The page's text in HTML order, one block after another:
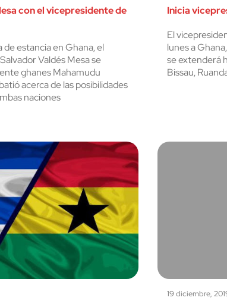
con el vicepresidente de
estancia en Ghana, el
Valdés Mesa se
ghanes Mahamudu
acerca de las posibilidades
naciones
Inicia
El
lunes a
se extenderá
Bissau,
19 diciembre,